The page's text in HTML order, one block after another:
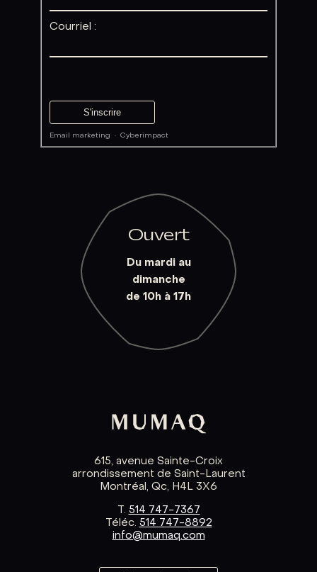
Courriel :
Email marketing ·Cyberimpact
Ouvert
Du mardi au
dimanche
de 10h à 17h
615, avenue Sainte-Croix
arrondissement de Saint-Laurent
Montréal, Qc, H4L 3X6
T. 514 747-7367
Téléc. 514 747-8892
info@mumaq.com